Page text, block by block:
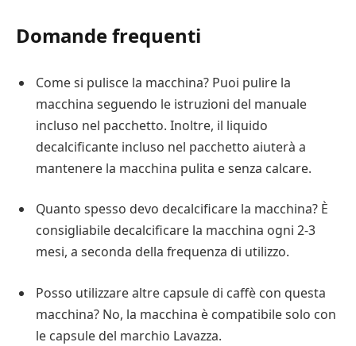
Domande frequenti
Come si pulisce la macchina? Puoi pulire la
macchina seguendo le istruzioni del manuale
incluso nel pacchetto. Inoltre, il liquido
decalcificante incluso nel pacchetto aiuterà a
mantenere la macchina pulita e senza calcare.
Quanto spesso devo decalcificare la macchina? È
consigliabile decalcificare la macchina ogni 2-3
mesi, a seconda della frequenza di utilizzo.
Posso utilizzare altre capsule di caffè con questa
macchina? No, la macchina è compatibile solo con
le capsule del marchio Lavazza.